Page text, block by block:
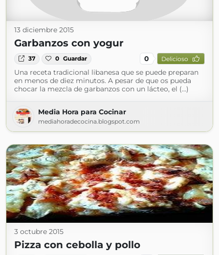
13 diciembre 2015
Garbanzos con yogur
37 0 Guardar 0 Delicioso
Una receta tradicional libanesa que se puede preparan
en menos de diez minutos. A pesar de que os pueda
chocar la mezcla de garbanzos con un lácteo, el (...)
Media Hora para Cocinar
mediahoradecocina.blogspot.com
3 octubre 2015
Pizza con cebolla y pollo